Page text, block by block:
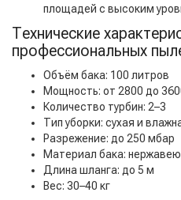
площадей с высоким
Технические
профессиональных
Объём бака: 100 литров
Мощность: от 2800 до
Количество турбин: 2–3
Тип уборки: сухая и
Разрежение: до 250 мбар
Материал бака:
Длина шланга: до 5 м
Вес: 30–40 кг